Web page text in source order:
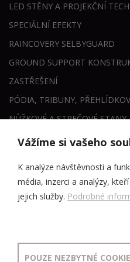
LED STĚNY A PROJEKČNÍ
SPECIÁLNÍ EFEKTY
RAINCOVERY SELBYGUARD
GROUND SUPPORT
ZASTŘEŠENÍ
PÓDIA, TRIBUNY,
NŮŽKOVÉ A STREČOVÉ STANY
DALŠÍ TECHNIKA A SLUŽBY
Vážíme si vašeho
K analýze návštěvnosti a
média, inzerci a analýzy,
jejich služby. Podrobné
POUZE NEZBYTNÉ